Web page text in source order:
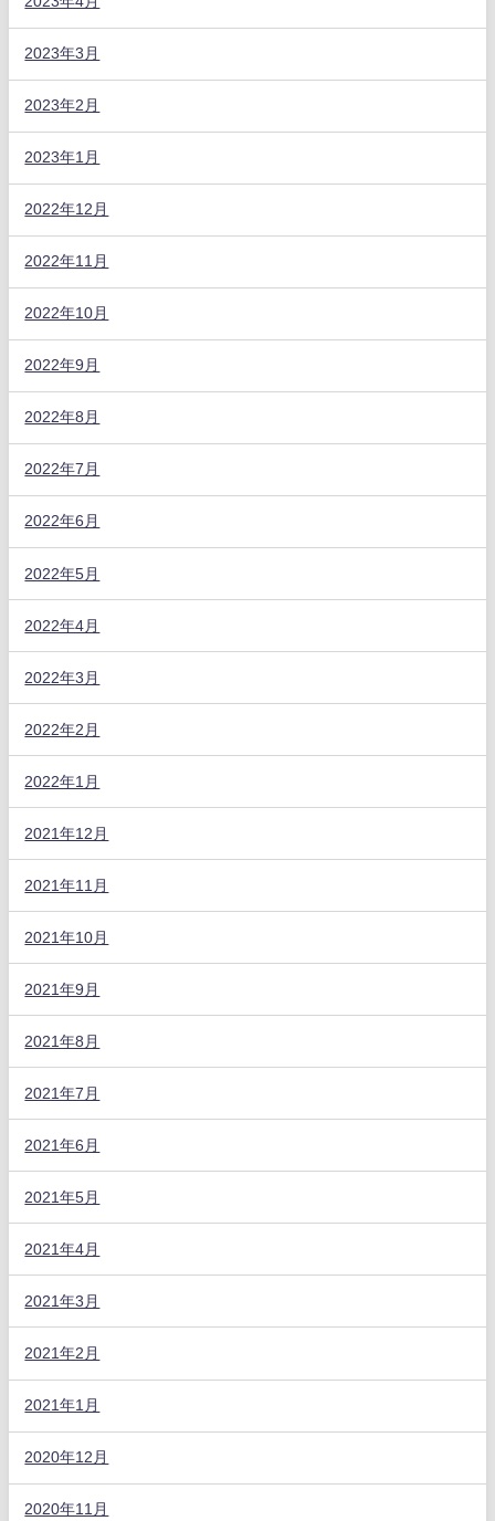
2023年3月
2023年2月
2023年1月
2022年12月
2022年11月
2022年10月
2022年9月
2022年8月
2022年7月
2022年6月
2022年5月
2022年4月
2022年3月
2022年2月
2022年1月
2021年12月
2021年11月
2021年10月
2021年9月
2021年8月
2021年7月
2021年6月
2021年5月
2021年4月
2021年3月
2021年2月
2021年1月
2020年12月
2020年11月